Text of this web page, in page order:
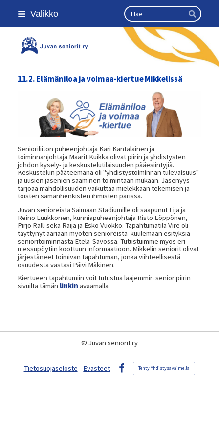
Siirry
sivun
Valikko Haku
Hae
Kansallinen senioriliitto
11.2. Elämäniloa ja voimaa-kiertue Mikkelissä
Senioriliiton puheenjohtaja Kari Kantalainen ja
toiminnanjohtaja Maarit Kuikka olivat piirin ja yhdistysten
johdon kysely- ja keskustelutilaisuuden pääesiintyjiä.
Keskustelun pääteemana oli "yhdistystoiminnan tulevaisuus"
ja uusien jäsenien saaminen toimintaan mukaan. Jäsenyys
tarjoaa mahdollisuuden vaikuttaa mielekkään tekemisen ja
toisten samanhenkisten ihmisten parissa.
Juvan senioreista Saimaan Stadiumille oli saapunut Eija ja
Reino Luukkonen, kunniapuheenjohtaja Risto Löppönen,
Pirjo Ralli sekä Raija ja Esko Vuokko. Tapahtumatila Vire oli
täyttynyt ääriään myöten senioreista kuulemaan esityksiä
senioritoiminnasta Etelä-Savossa. Tutustuimme myös eri
messupöytiin koottuun informaatioon. Mikkelin seniorit olivat
järjestäneet toimivan tapahtuman, jonka viihteellisestä
osuudesta vastasi Päivi Mäkinen.
Kiertueen tapahtumiin voit tutustua laajemmin senioripiirin
sivuilta tämän linkin avaamalla.
© Juvan seniorit ry
Tietosuojaseloste
Evästeet
Facebook
Tehty Yhdistysavaimella